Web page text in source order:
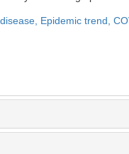
Epidemic trend,